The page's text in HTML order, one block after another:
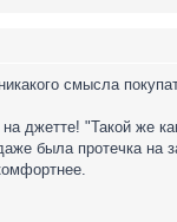
смысла
джетте! "Такой же
была протечка на